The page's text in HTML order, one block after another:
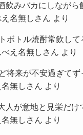
飲みバカにしながら
名無しさん より
ボトル焼酎常飲し
え名無しさん より
将来が不安過ぎて
無しさん より
人が意地と見栄だけ
無しさん より